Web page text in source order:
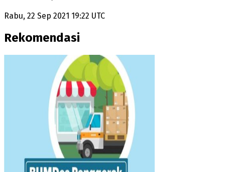
Rabu, 22 Sep 2021 19:22 UTC
Rekomendasi